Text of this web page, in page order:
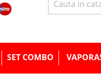
SET COMBO